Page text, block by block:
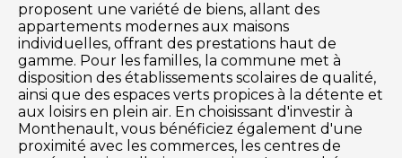
proposent une variété de biens, allant des
appartements modernes aux maisons
individuelles, offrant des prestations haut de
gamme. Pour les familles, la commune met à
disposition des établissements scolaires de qualité,
ainsi que des espaces verts propices à la détente et
aux loisirs en plein air. En choisissant d'investir à
Monthenault, vous bénéficiez également d'une
proximité avec les commerces, les centres de